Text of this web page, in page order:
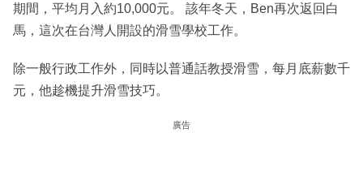
期間，平均月入約10,000元。 該年冬天，Ben再次返回白
馬，這次在台灣人開設的滑雪學校工作。
除一般行政工作外，同時以普通話教授滑雪，每月底薪數千
元，他趁機提升滑雪技巧。
廣告